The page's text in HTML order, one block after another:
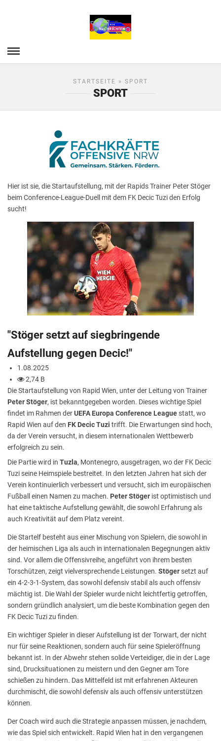
STARTSEITE » SPORT
SPORT
Hier ist sie, die Startaufstellung, mit der Rapids Trainer Peter Stöger
beim Conference-League-Duell mit dem FK Decic Tuzi den Erfolg
sucht!
"Stöger setzt auf siegbringende
Aufstellung gegen Decic!"
1.08.2025
2,74 B
Die Startaufstellung von Rapid Wien, unter der Leitung von Trainer
Peter Stöger, ist bekanntgegeben worden. Dieses wichtige Spiel
findet im Rahmen derUEFA Europa Conference Leaguestatt, wo
Rapid Wien auf den FK Decic Tuzi trifft. Die Erwartungen sind hoch,
da der Verein versucht, in diesem internationalen Wettbewerb
erfolgreich zu sein.
Die Partie wird in Tuzla, Montenegro, ausgetragen, wo der FK Decic
Tuzi seine Heimspiele bestreitet. In den letzten Jahren hat sich der
Verein kontinuierlich verbessert und versucht, sich im europäischen
Fußball einen Namen zu machen. Peter Stöger ist optimistisch und
hat eine taktische Aufstellung gewählt, die sowohl Erfahrung als
auch Kreativität auf dem Platz vereint.
Die Startelf besteht aus einer Mischung von Spielern, die sowohl in
der heimischen Liga als auch in internationalen Begegnungen aktiv
sind. Vor allem die Offensivreihe, angeführt von ihrem besten
Torschützen, zeigt vielversprechende Leistungen. Stögersetzt auf
ein 4-2-3-1-System, das sowohl defensiv stabil als auch offensiv
mächtig ist. Die Wahl der Spieler wurde nicht leichtfertig getroffen,
sondern gründlich analysiert, um die beste Kombination gegen den
FK Decic Tuzi zu finden.
Ein wichtiger Spieler in dieser Aufstellung ist der Torwart, der nicht
nur für seine Reaktionen, sondern auch für seine Spieleröffnung
bekannt ist. In der Abwehr stehen solide Verteidiger, die in der Lage
sind, Drucksituationen zu meistern und den Gegner am Tore
schießen zu hindern. Das Mittelfeld ist mit erfahrenen Akteuren
durchmischt, die sowohl defensiv als auch offensiv unterstützen
können.
Der Coach wird auch die Strategie anpassen müssen, je nachdem,
wie das Spiel sich entwickelt. Rapid Wien hat in den vergangenen